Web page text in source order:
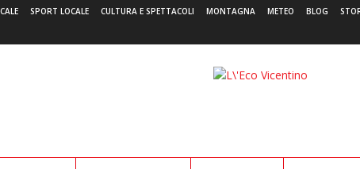
SPORT LOCALE CULTURA E SPETTACOLI MONTAGNA METEO BLOG
L'Eco